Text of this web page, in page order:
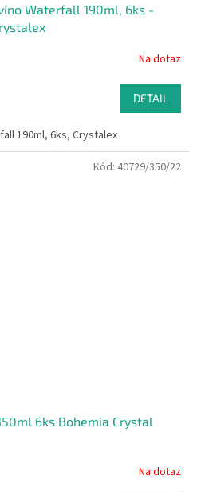
Waterfall 190ml, 6ks -
Na dotaz
DETAIL
190ml, 6ks, Crystalex
6ks Bohemia Crystal
Na dotaz
Kód: 40729/350/22